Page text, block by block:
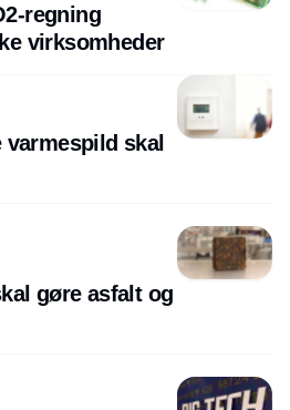
regning
virksomheder
skal
gøre asfalt og